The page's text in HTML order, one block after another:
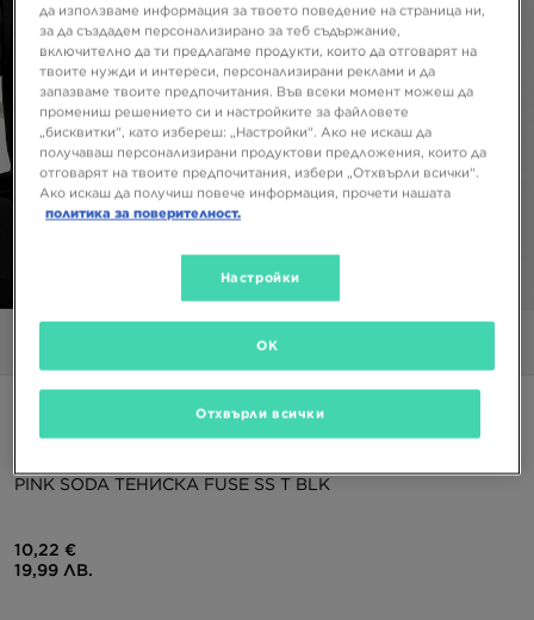
Само в JD
PINK SODA ТЕНИСКА FUSE SS T BLK
10,22 €
19,99 ЛВ.
да използваме информация за твоето поведение на страница ни,
за да създадем персонализирано за теб съдържание,
включително да ти предлагаме продукти, които да отговарят на
твоите нужди и интереси, персонализирани реклами и да
запазваме твоите предпочитания. Във всеки момент можеш да
промениш решението си и настройките за файловете
„бисквитки“, като избереш: „Настройки“. Ако не искаш да
получаваш персонализирани продуктови предложения, които да
отговарят на твоите предпочитания, избери „Отхвърли всички“.
Ако искаш да получиш повече информация, прочети нашата
политика за поверителност.
Настройки
Отхвърли всички
OK